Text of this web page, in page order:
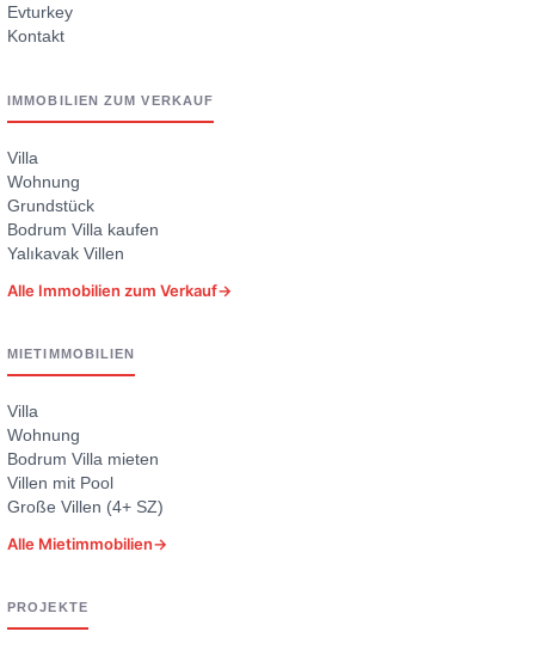
Evturkey
Kontakt
IMMOBILIEN ZUM VERKAUF
Villa
Wohnung
Grundstück
Bodrum Villa kaufen
Yalıkavak Villen
Alle Immobilien zum Verkauf→
MIETIMMOBILIEN
Villa
Wohnung
Bodrum Villa mieten
Villen mit Pool
Große Villen (4+ SZ)
Alle Mietimmobilien→
PROJEKTE